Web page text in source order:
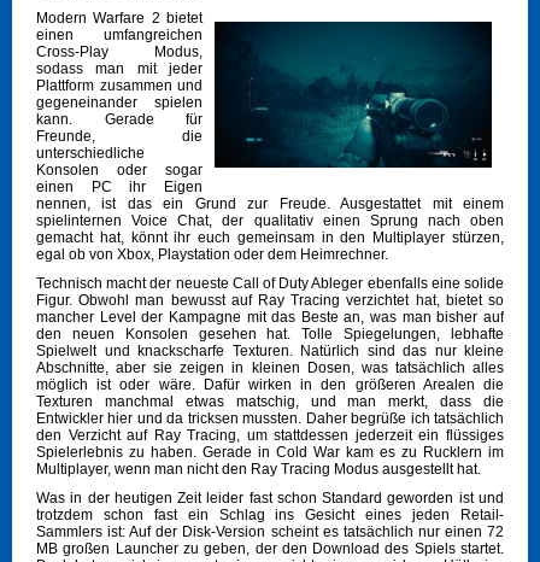
Modern Warfare 2 bietet
einen umfangreichen
Cross-Play Modus,
sodass man mit jeder
Plattform zusammen und
gegeneinander spielen
kann. Gerade für
Freunde, die
unterschiedliche
Konsolen oder sogar
einen PC ihr Eigen
nennen, ist das ein Grund zur Freude. Ausgestattet mit einem
spielinternen Voice Chat, der qualitativ einen Sprung nach oben
gemacht hat, könnt ihr euch gemeinsam in den Multiplayer stürzen,
egal ob von Xbox, Playstation oder dem Heimrechner.
Technisch macht der neueste Call of Duty Ableger ebenfalls eine solide
Figur. Obwohl man bewusst auf Ray Tracing verzichtet hat, bietet so
mancher Level der Kampagne mit das Beste an, was man bisher auf
den neuen Konsolen gesehen hat. Tolle Spiegelungen, lebhafte
Spielwelt und knackscharfe Texturen. Natürlich sind das nur kleine
Abschnitte, aber sie zeigen in kleinen Dosen, was tatsächlich alles
möglich ist oder wäre. Dafür wirken in den größeren Arealen die
Texturen manchmal etwas matschig, und man merkt, dass die
Entwickler hier und da tricksen mussten. Daher begrüße ich tatsächlich
den Verzicht auf Ray Tracing, um stattdessen jederzeit ein flüssiges
Spielerlebnis zu haben. Gerade in Cold War kam es zu Rucklern im
Multiplayer, wenn man nicht den Ray Tracing Modus ausgestellt hat.
Was in der heutigen Zeit leider fast schon Standard geworden ist und
trotzdem schon fast ein Schlag ins Gesicht eines jeden Retail-
Sammlers ist: Auf der Disk-Version scheint es tatsächlich nur einen 72
MB großen Launcher zu geben, der den Download des Spiels startet.